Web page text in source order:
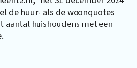
de huur- als de woonquotes
aantal huishoudens met een